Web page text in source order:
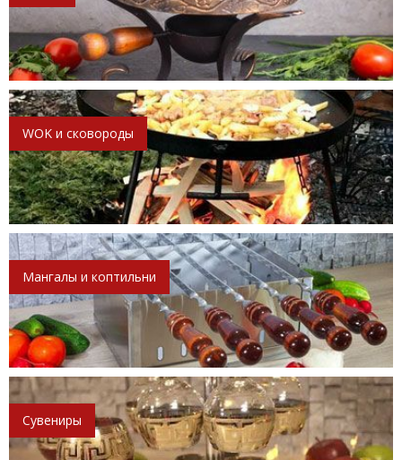
WOK и сковороды
Мангалы и коптильни
Сувениры